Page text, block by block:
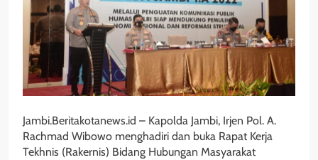
Jambi.Beritakotanews.id – Kapolda Jambi, Irjen Pol. A.
Rachmad Wibowo menghadiri dan buka Rapat Kerja
Tekhnis (Rakernis) Bidang Hubungan Masyarakat